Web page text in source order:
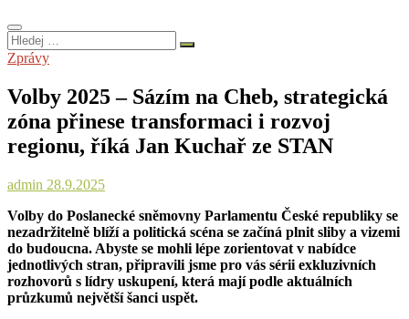
Hledej
…
Zprávy
Volby 2025 – Sázím na Cheb, strategická
zóna přinese transformaci i rozvoj
regionu, říká Jan Kuchař ze STAN
admin 28.9.2025
Volby do Poslanecké sněmovny Parlamentu České republiky se
nezadržitelně blíží a politická scéna se začíná plnit sliby a vizemi
do budoucna. Abyste se mohli lépe zorientovat v nabídce
jednotlivých stran, připravili jsme pro vás sérii exkluzivních
rozhovorů s lídry uskupení, která mají podle aktuálních
průzkumů největší šanci uspět.